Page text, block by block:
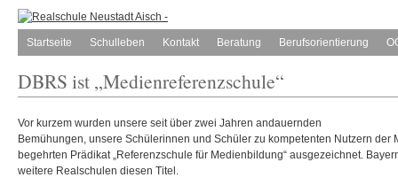
Startseite Schulleben Kontakt Beratung Berufsorientierung
DBRS ist „Medienreferenzschule“
Vor kurzem wurden unsere seit über zwei Jahren andauernden
Bemühungen, unsere Schülerinnen und Schüler zu kompetenten Nutzern der
begehrten Prädikat „Referenzschule für Medienbildung“ ausgezeichnet.
weitere Realschulen diesen Titel.